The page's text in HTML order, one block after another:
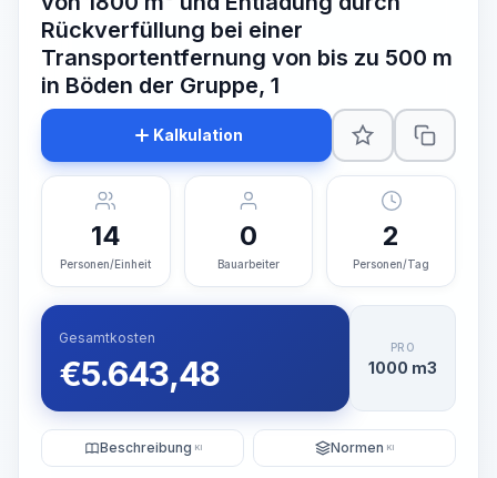
Rückverfüllung bei einer
Transportentfernung von bis zu 500 m
in Böden der Gruppe, 1
Kalkulation
14
Personen/Einheit
0
Bauarbeiter
2
Personen/Tag
Gesamtkosten
€5.643,48
PRO
1000 m3
Beschreibung KI Normen KI